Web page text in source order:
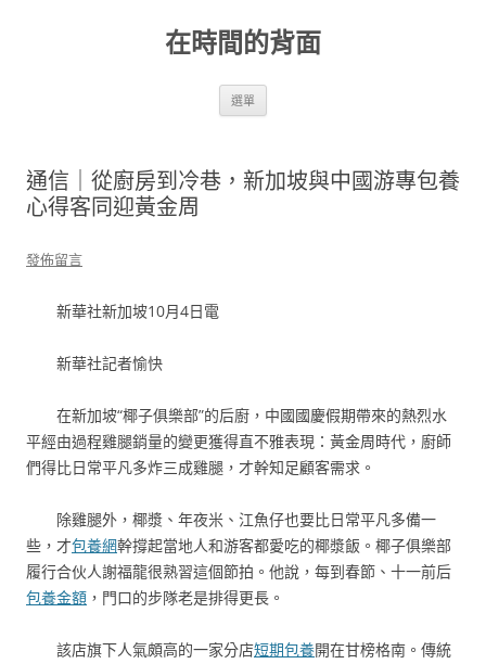
在時間的背面
選單
通信｜從廚房到冷巷，新加坡與中國游專包養
心得客同迎黃金周
發佈留言
新華社新加坡10月4日電
新華社記者愉快
在新加坡“椰子俱樂部”的后廚，中國國慶假期帶來的熱烈水
平經由過程雞腿銷量的變更獲得直不雅表現：黃金周時代，廚師
們得比日常平凡多炸三成雞腿，才幹知足顧客需求。
除雞腿外，椰漿、年夜米、江魚仔也要比日常平凡多備一
些，才包養網幹撐起當地人和游客都愛吃的椰漿飯。椰子俱樂部
履行合伙人謝福龍很熟習這個節拍。他說，每到春節、十一前后
包養金額 ，門口的步隊老是排得更長。
該店旗下人氣頗高的一家分店短期包養開在甘榜格南。傳統